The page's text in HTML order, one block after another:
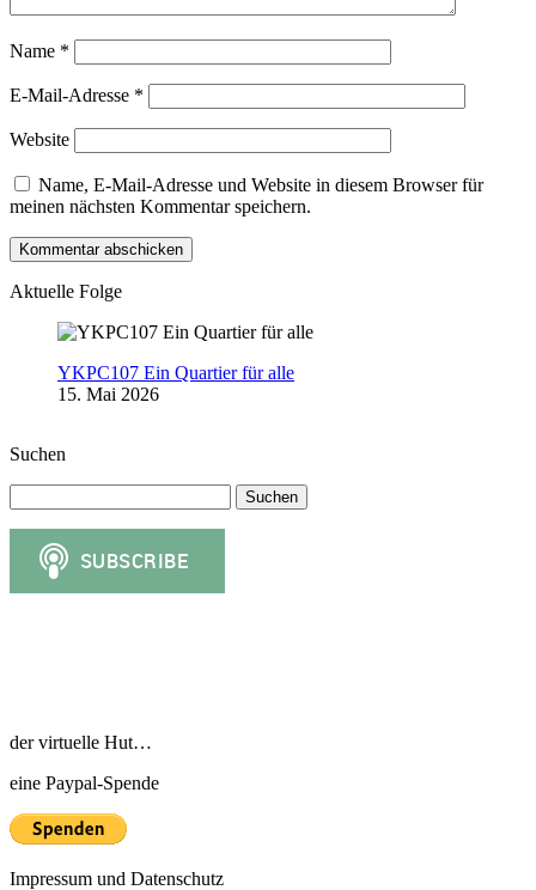
Name *
E-Mail-Adresse *
Website
Name, E-Mail-Adresse und Website in diesem Browser für
meinen nächsten Kommentar speichern.
Aktuelle Folge
YKPC107 Ein Quartier für alle
15. Mai 2026
Suchen
nach:
der virtuelle Hut…
eine Paypal-Spende
Impressum und Datenschutz